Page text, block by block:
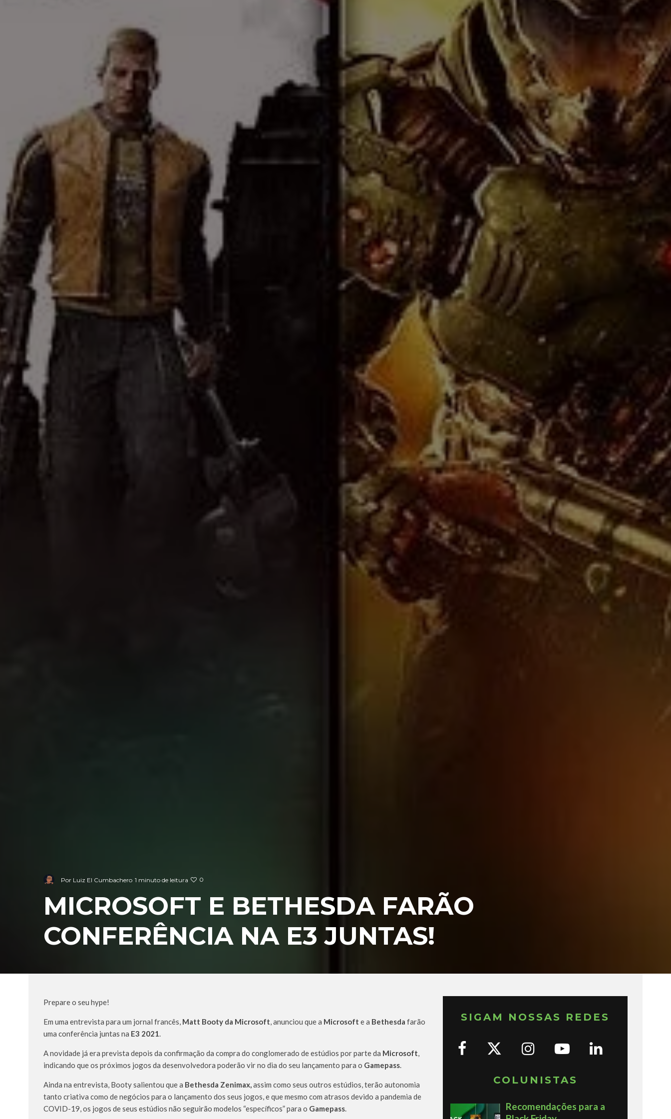
Por Luiz El Cumbachero 1 minuto de leitura 0
MICROSOFT E BETHESDA FARÃO
CONFERÊNCIA NA E3 JUNTAS!
Prepare o seu hype!
Em uma entrevista para um jornal francês, Matt Booty da Microsoft, anunciou que a Microsoft e a Bethesda farão
uma conferência juntas na E3 2021.
A novidade já era prevista depois da confirmação da compra do conglomerado de estúdios por parte da Microsoft,
indicando que os próximos jogos da desenvolvedora poderão vir no dia do seu lançamento para o Gamepass.
Ainda na entrevista, Booty salientou que a Bethesda Zenimax,assim como seus outros estúdios, terão autonomia
tanto criativa como de negócios para o lançamento dos seus jogos, e que mesmo com atrasos devido a pandemia de
COVID-19, os jogos de seus estúdios não seguirão modelos “específicos” para o Gamepass.
SIGAM NOSSAS REDES
COLUNISTAS
Recomendações para a